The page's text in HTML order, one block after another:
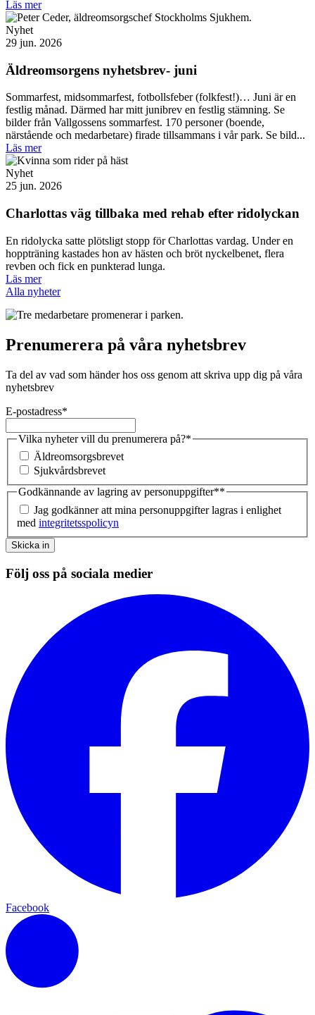
Läs mer
Nyhet
29 jun. 2026
Äldreomsorgens nyhetsbrev- juni
Sommarfest, midsommarfest, fotbollsfeber (folkfest!)… Juni är en
festlig månad. Därmed har mitt junibrev en festlig stämning. Se
bilder från Vallgossens sommarfest. 170 personer (boende,
närstående och medarbetare) firade tillsammans i vår park. Se bild...
Läs mer
Nyhet
25 jun. 2026
Charlottas väg tillbaka med rehab efter ridolyckan
En ridolycka satte plötsligt stopp för Charlottas vardag. Under en
hoppträning kastades hon av hästen och bröt nyckelbenet, flera
revben och fick en punkterad lunga.
Läs mer
Alla nyheter
Prenumerera på våra nyhetsbrev
Ta del av vad som händer hos oss genom att skriva upp dig på våra
nyhetsbrev
E-postadress*
Vilka nyheter vill du prenumerera på?*
Äldreomsorgsbrevet
Sjukvårdsbrevet
Godkännande av lagring av personuppgifter**
Jag godkänner att mina personuppgifter lagras i enlighet
med integritetsspolicyn
Skicka in
Följ oss på sociala medier
Facebook